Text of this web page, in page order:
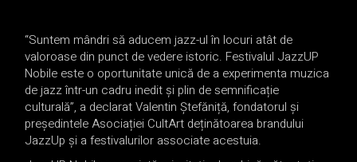
“Suntem mândri să aducem jazz-ul în locuri atât de
valoroase din punct de vedere istoric. Festivalul JazzUP
Nobile este o oportunitate unică de a experimenta muzica
de jazz într-un cadru inedit și plin de semnificație
culturală”, a declarat Valentin Ștefăniță, fondatorul și
președintele Asociației CultArt deținătoarea brandului
JazzUp și a festivalurilor associate acestuia.